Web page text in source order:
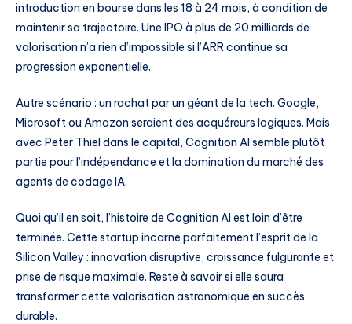
introduction en bourse dans les 18 à 24 mois, à condition de
maintenir sa trajectoire. Une IPO à plus de 20 milliards de
valorisation n’a rien d’impossible si l’ARR continue sa
progression exponentielle.
Autre scénario : un rachat par un géant de la tech. Google,
Microsoft ou Amazon seraient des acquéreurs logiques. Mais
avec Peter Thiel dans le capital, Cognition AI semble plutôt
partie pour l’indépendance et la domination du marché des
agents de codage IA.
Quoi qu’il en soit, l’histoire de Cognition AI est loin d’être
terminée. Cette startup incarne parfaitement l’esprit de la
Silicon Valley : innovation disruptive, croissance fulgurante et
prise de risque maximale. Reste à savoir si elle saura
transformer cette valorisation astronomique en succès
durable.